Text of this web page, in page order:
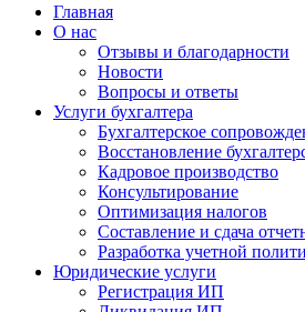
Главная
О нас
Отзывы и благодарности
Новости
Вопросы и ответы
Услуги бухгалтера
Бухгалтерское
Восстановление
Кадровое производство
Консультирование
Оптимизация налогов
Составление и сдача
Разработка учетной
Юридические услуги
Регистрация ИП